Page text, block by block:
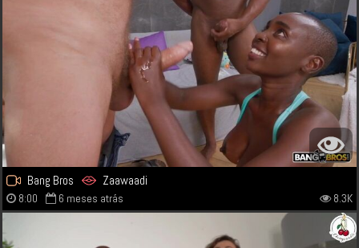
Bang Bros Zaawaadi
8:00 6 meses atrás 8.3K